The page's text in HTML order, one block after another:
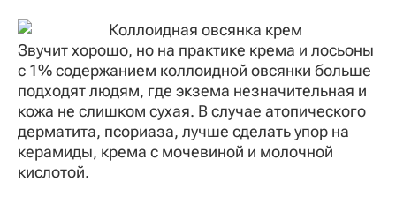
Звучит хорошо, но на практике крема и лосьоны
с 1% содержанием коллоидной овсянки больше
подходят людям, где экзема незначительная и
кожа не слишком сухая. В случае атопического
дерматита, псориаза, лучше сделать упор на
керамиды, крема с мочевиной и молочной
кислотой.